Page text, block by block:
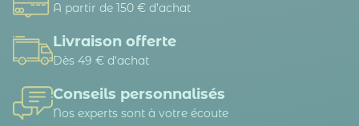
A partir de 150 € d’achat
Livraison offerte
Dès 49 € d'achat
Conseils personnalisés
Nos experts sont à votre écoute